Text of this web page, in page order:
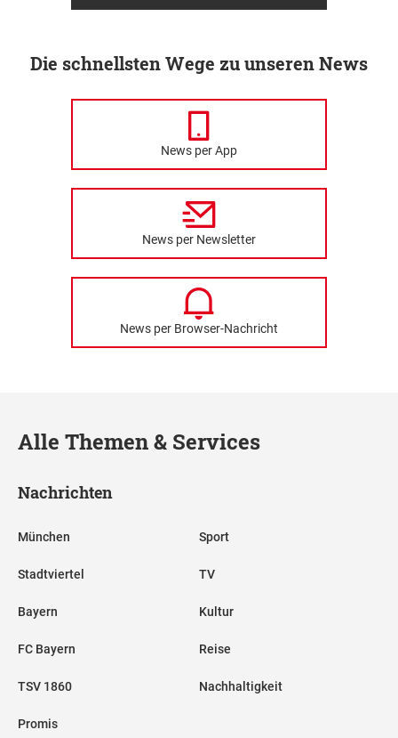
Die schnellsten Wege zu unseren News
News per App
News per Newsletter
News per Browser-Nachricht
Alle Themen & Services
Nachrichten
München
Stadtviertel
Bayern
FC Bayern
TSV 1860
Promis
Sport
TV
Kultur
Reise
Nachhaltigkeit